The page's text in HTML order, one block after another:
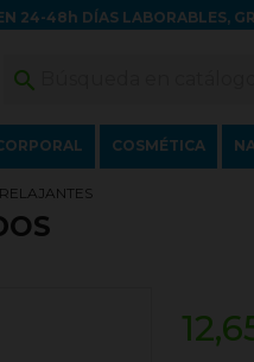
24-48h DÍAS LABORABLES,

COSMÉTICA